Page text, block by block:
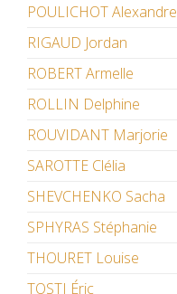
POULICHOT Alexandre
RIGAUD Jordan
ROBERT Armelle
ROLLIN Delphine
ROUVIDANT Marjorie
SAROTTE Clélia
SHEVCHENKO Sacha
SPHYRAS Stéphanie
THOURET Louise
TOSTI Éric